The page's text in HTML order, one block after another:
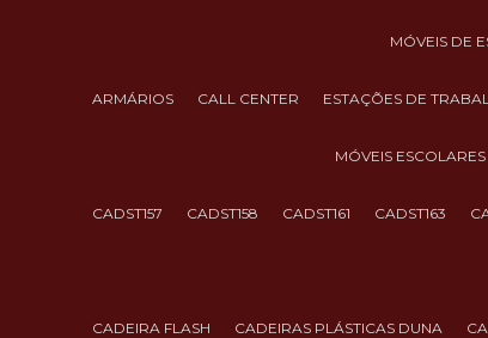
MÓVEIS DE
ARMÁRIOS CALL CENTER ESTAÇÕES DE
MÓVEIS ESCOLARES
CADST157 CADST158 CADST161 CADST163
CADEIRA FLASH CADEIRAS PLÁSTICAS DUNA